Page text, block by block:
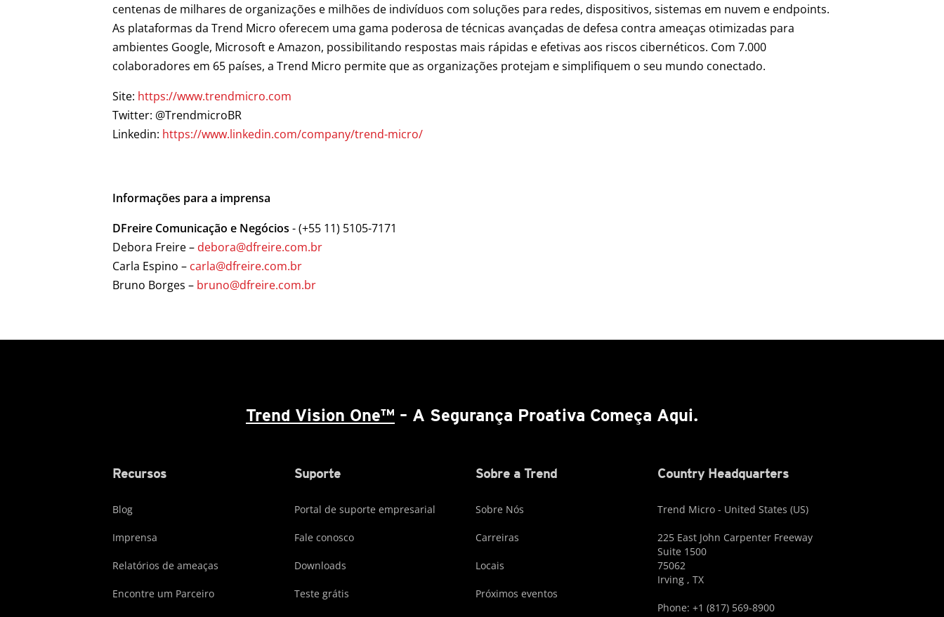
centenas de milhares de organizações e milhões de indivíduos com soluções para redes, dispositivos, sistemas em nuvem e endpoints.
As plataformas da Trend Micro oferecem uma gama poderosa de técnicas avançadas de defesa contra ameaças otimizadas para
ambientes Google, Microsoft e Amazon, possibilitando respostas mais rápidas e efetivas aos riscos cibernéticos. Com 7.000
colaboradores em 65 países, a Trend Micro permite que as organizações protejam e simplifiquem o seu mundo conectado.
Site: https://www.trendmicro.com
Twitter: @TrendmicroBR
Linkedin: https://www.linkedin.com/company/trend-micro/
Informações para a imprensa
DFreire Comunicação e Negócios - (+55 11) 5105-7171
Debora Freire – debora@dfreire.com.br
Carla Espino – carla@dfreire.com.br
Bruno Borges – bruno@dfreire.com.br
Trend Vision One™ – A Segurança Proativa Começa Aqui.
Recursos
Blog
Imprensa
Relatórios de ameaças
Encontre um Parceiro
Suporte
Portal de suporte empresarial
Fale conosco
Downloads
Teste grátis
Sobre a Trend
Sobre Nós
Carreiras
Locais
Próximos eventos
Country Headquarters
Trend Micro - United States (US)
225 East John Carpenter Freeway
Suite 1500
75062
Irving , TX
Phone: +1 (817) 569-8900